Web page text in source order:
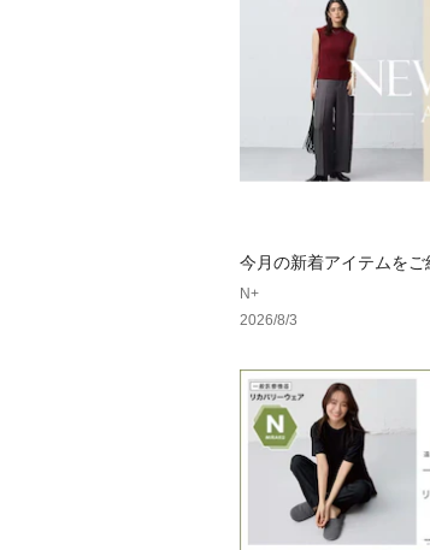
今月の新着アイテムをご
N+
2026/8/3